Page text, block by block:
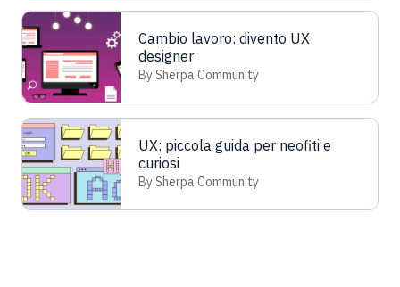
Cambio lavoro: divento UX
designer
By Sherpa Community
UX: piccola guida per neofiti e
curiosi
By Sherpa Community